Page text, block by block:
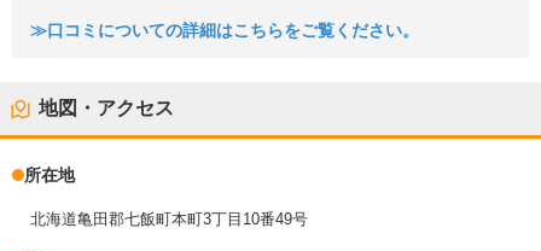
≫口コミについての詳細はこちらをご覧ください。
地図・アクセス
所在地
北海道亀田郡七飯町本町3丁目10番49号